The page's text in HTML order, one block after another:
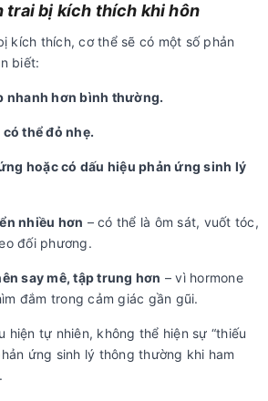
trai bị kích thích khi hôn
kích thích, cơ thể sẽ có một số phản
biết:
nhanh hơn bình thường.
thể đỏ nhẹ.
hoặc có dấu hiệu phản ứng sinh lý
nhiều hơn – có thể là ôm sát, vuốt tóc,
đối phương.
say mê, tập trung hơn – vì hormone
đắm trong cảm giác gần gũi.
hiện tự nhiên, không thể hiện sự “thiếu
ứng sinh lý thông thường khi ham